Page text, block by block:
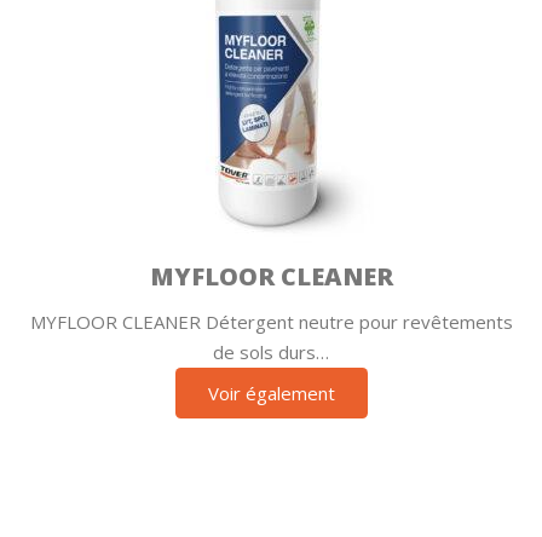
MYFLOOR CLEANER
MYFLOOR CLEANER Détergent neutre pour revêtements
de sols durs…
Voir également